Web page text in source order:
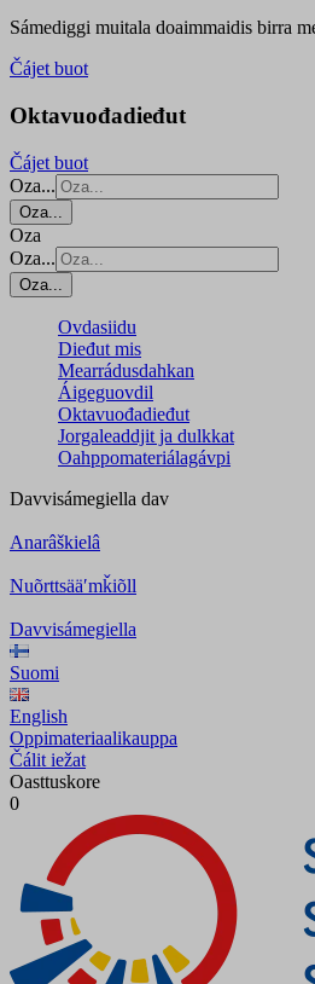
Sámediggi muitala doaimmaidis birra
Čájet buot
Oktavuođadieđut
Čájet buot
Oza...
Oza...
Oza
Oza...
Oza...
Ovdasiidu
Dieđut mis
Mearrádusdahkan
Áigeguovdil
Oktavuođadieđut
Jorgaleaddjit ja dulkkat
Oahppomateriálagávpi
Davvisámegiella dav
Anarâškielâ
Nuõrttsääʹmǩiõll
Davvisámegiella
Suomi
English
Oppimateriaalikauppa
Čálit iežat
Oasttuskore
0